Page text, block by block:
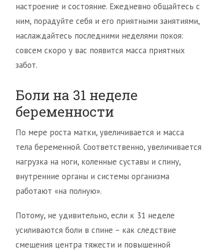
настроение и состояние. Ежедневно общайтесь с
ним, порадуйте себя и его приятными занятиями,
наслаждайтесь последними неделями покоя:
совсем скоро у вас появится масса приятных
забот.
Боли на 31 неделе
беременности
По мере роста матки, увеличивается и масса
тела беременной. Соответственно, увеличивается
нагрузка на ноги, коленные суставы и спину,
внутренние органы и системы организма
работают «на полную».
Потому, не удивительно, если к 31 неделе
усиливаются боли в спине – как следствие
смещения центра тяжести и повышенной